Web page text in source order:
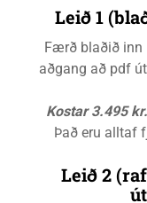
Leið 1
Færð blaðið inn
aðgang að pdf
Kostar 3.495
Það eru alltaf
Leið 2